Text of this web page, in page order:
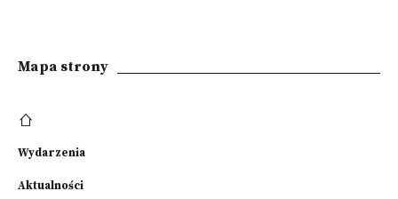
Mapa strony
Wydarzenia
Aktualności